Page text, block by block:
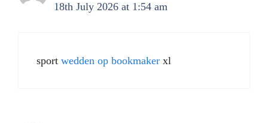
18th July 2026 at 1:54 am
sport wedden op bookmaker xl